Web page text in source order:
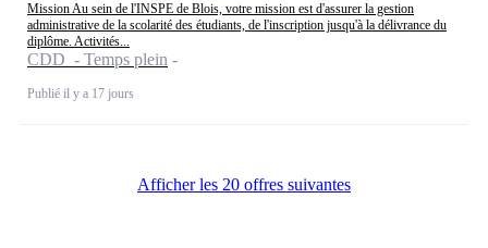
Mission Au sein de l'INSPE de Blois, votre mission est d'assurer la gestion
administrative de la scolarité des étudiants, de l'inscription jusqu'à la délivrance du
diplôme. Activités...
CDD - Temps plein
Publié il y a 17 jours
Afficher les 20 offres suivantes